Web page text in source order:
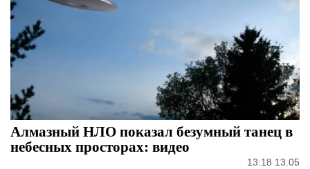
Алмазный НЛО показал безумный танец в
небесных просторах: видео
13:18 13.05